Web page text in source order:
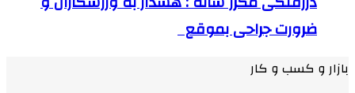
ضرورت جراحی بموقع
بازار و کسب و کار